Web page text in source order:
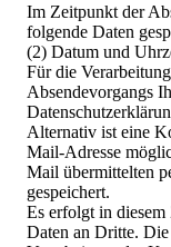
Im Zeitpunkt der
folgende Daten
(2) Datum und
Für die
Absendevorgangs
Alternativ ist eine
Mail-Adresse
Mail übermittelten
gespeichert.
Es erfolgt in diesem
Daten an Dritte.